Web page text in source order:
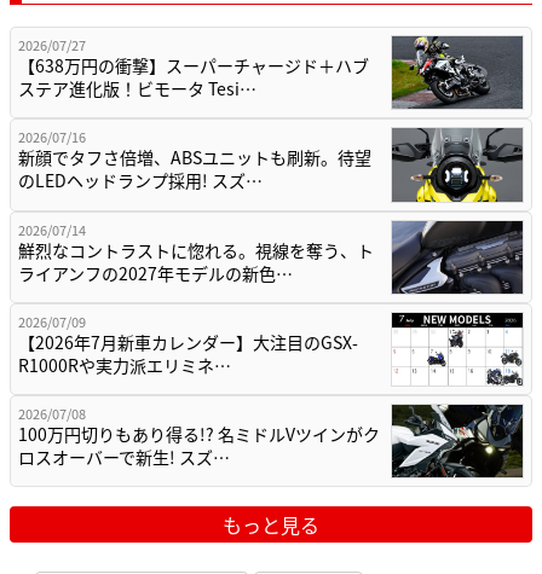
2026/07/27
【638万円の衝撃】スーパーチャージド＋ハブ
ステア進化版！ビモータ Tesi…
2026/07/16
新顔でタフさ倍増、ABSユニットも刷新。待望
のLEDヘッドランプ採用! スズ…
2026/07/14
鮮烈なコントラストに惚れる。視線を奪う、ト
ライアンフの2027年モデルの新色…
2026/07/09
【2026年7月新車カレンダー】大注目のGSX-
R1000Rや実力派エリミネ…
2026/07/08
100万円切りもあり得る!? 名ミドルVツインがク
ロスオーバーで新生! スズ…
もっと見る